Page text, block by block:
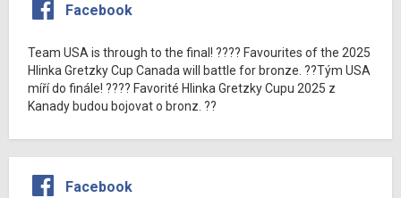
Facebook
Team USA is through to the final! ???? Favourites of the 2025
Hlinka Gretzky Cup Canada will battle for bronze. ??Tým USA
míří do finále! ???? Favorité Hlinka Gretzky Cupu 2025 z
Kanady budou bojovat o bronz. ??
Facebook